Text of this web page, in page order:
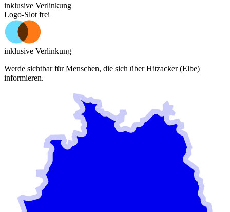
inklusive Verlinkung
Logo-Slot frei
inklusive Verlinkung
Werde sichtbar für Menschen, die sich überHitzacker (Elbe)
informieren.